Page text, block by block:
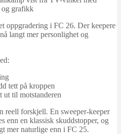
oppgradering i FC 26. Der keepere
langt mer personlighet og
tett på kroppen
ut til motstanderen
reell forskjell. En sweeper-keeper
enn en klassisk skuddstopper, og
mer naturlige enn i FC 25.